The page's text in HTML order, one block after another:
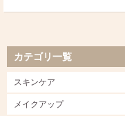
カテゴリ一覧
スキンケア
メイクアップ